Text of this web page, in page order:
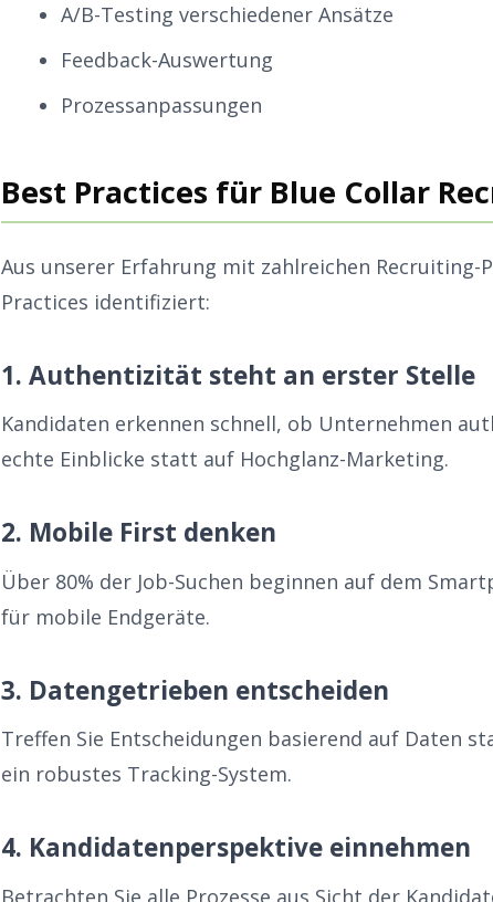
A/B-Testing verschiedener Ansätze
Feedback-Auswertung
Prozessanpassungen
Best Practices für Blue Collar
Aus unserer Erfahrung mit zahlreichen
Practices identifiziert:
1. Authentizität steht an erster Stelle
Kandidaten erkennen schnell, ob Unternehmen
echte Einblicke statt auf Hochglanz-Marketing.
2. Mobile First denken
Über 80% der Job-Suchen beginnen auf dem
für mobile Endgeräte.
3. Datengetrieben entscheiden
Treffen Sie Entscheidungen basierend auf Daten
ein robustes Tracking-System.
4. Kandidatenperspektive einnehmen
Betrachten Sie alle Prozesse aus Sicht der